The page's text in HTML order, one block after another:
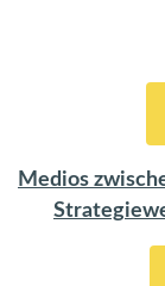
Medios